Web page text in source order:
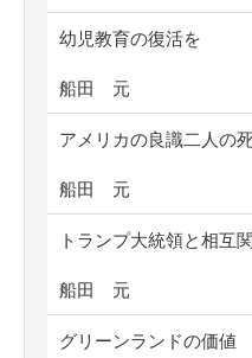
幼児教育の復活を
船田 元
アメリカの良識二人の
船田 元
トランプ大統領と相互
船田 元
グリーンランドの価値